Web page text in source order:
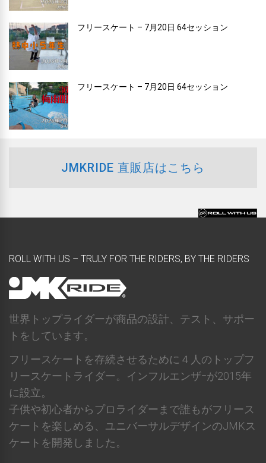
フリースケート – 7月20日 64セッション
フリースケート – 7月20日 64セッション
JMKRIDE 直販店はこちら
ROLL WITH US – TRULY FOR THE RIDERS, BY THE RIDERS
世界トップライダーが商品の設計、テスト、サポー
トをしています。
フリースケートを存続させるために４人のトップフ
リースケートライダー。インフルエンザｰが2015年
に設立。
子供や初心者からプロライダーまで誰もがフリース
ケートを楽しめる、ユニバーサルデザインのJMKス
ケートを開発しました。